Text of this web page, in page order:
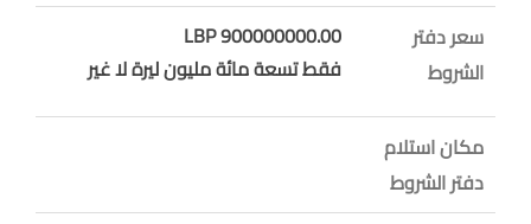
سعر دفتر
الشروط
900000000.00 LBP
فقط تسعة مائة مليون ليرة لا غير
مكان استلام
دفتر الشروط